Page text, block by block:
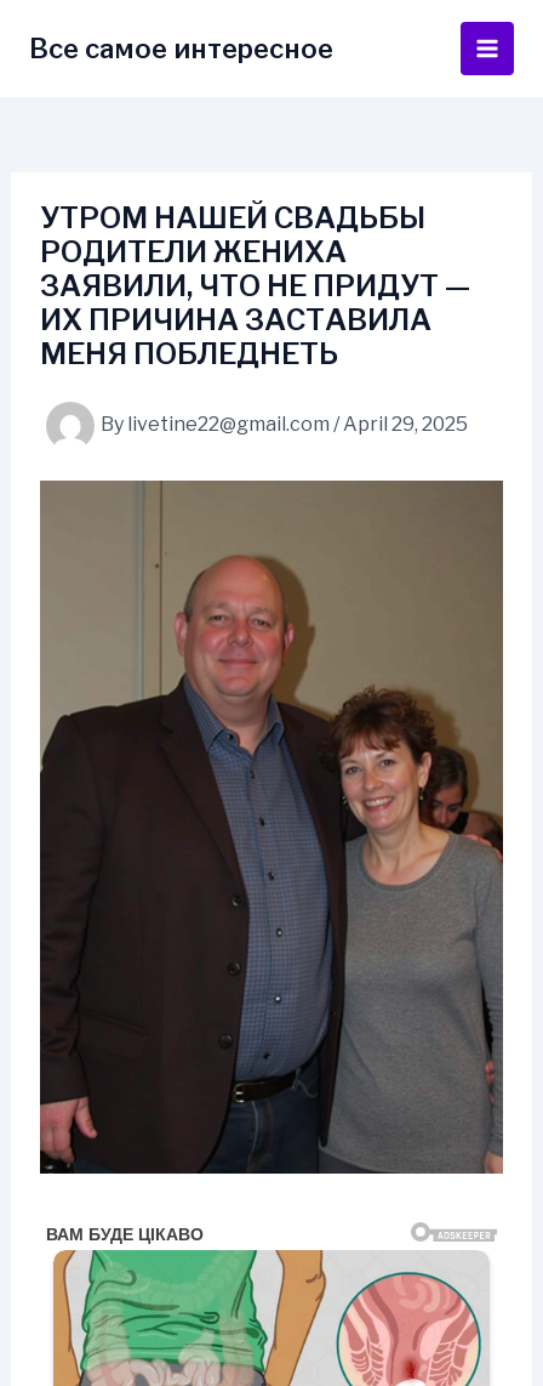
Все самое интересное
Main
УТРОМ НАШЕЙ СВАДЬБЫ
РОДИТЕЛИ ЖЕНИХА
ЗАЯВИЛИ, ЧТО НЕ ПРИДУТ —
ИХ ПРИЧИНА ЗАСТАВИЛА
МЕНЯ ПОБЛЕДНЕТЬ
By livetine22@gmail.com /April 29, 2025